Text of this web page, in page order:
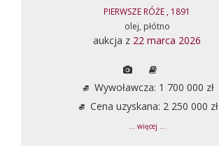
PIERWSZE RÓŻE , 1891
olej, płótno
aukcja z 22 marca 2026
Wywoławcza: 1 700 000 zł
Cena uzyskana: 2 250 000 zł
... więcej ...